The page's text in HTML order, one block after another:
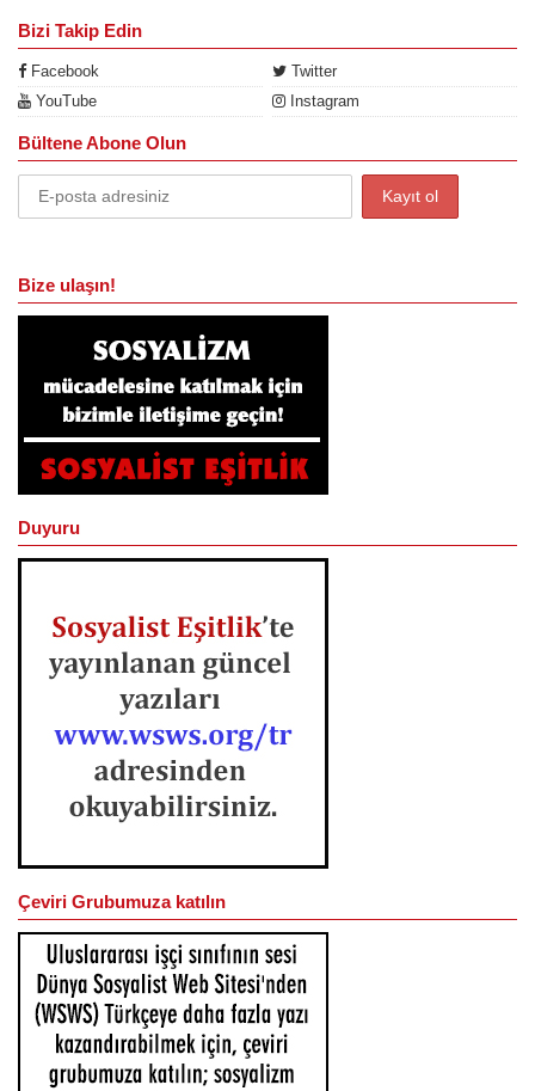
Bizi Takip Edin
Facebook
Twitter
YouTube
Instagram
Bültene Abone Olun
Bize ulaşın!
Duyuru
Çeviri Grubumuza katılın